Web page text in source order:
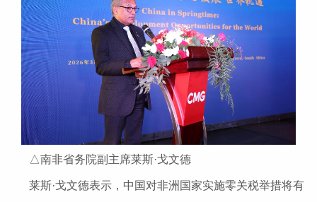
△南非省务院副主席莱斯·戈文德
莱斯·戈文德表示，中国对非洲国家实施零关税举措将有